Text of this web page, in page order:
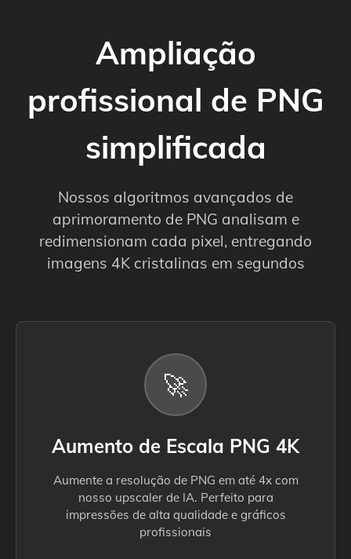
Ampliação
profissional de PNG
simplificada
Nossos algoritmos avançados de
aprimoramento de PNG analisam e
redimensionam cada pixel, entregando
imagens 4K cristalinas em segundos
🚀
Aumento de Escala PNG 4K
Aumente a resolução de PNG em até 4x com
nosso upscaler de IA. Perfeito para
impressões de alta qualidade e gráficos
profissionais